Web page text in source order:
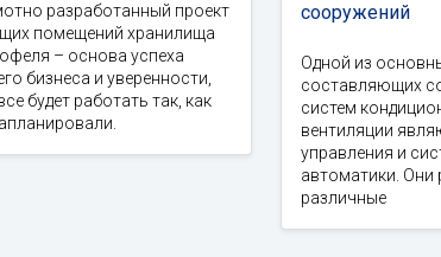
разработанный проект
помещений хранилища
– основа успеха
бизнеса и уверенности,
будет работать так, как
сооружений
Одной из
составляющих
систем
вентиляции
управления и
автоматики. Они
различные